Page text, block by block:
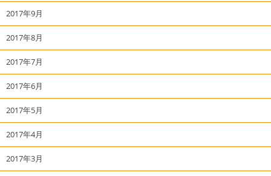
2017年9月
2017年8月
2017年7月
2017年6月
2017年5月
2017年4月
2017年3月